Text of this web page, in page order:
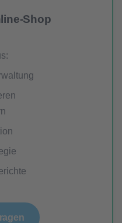
Shop